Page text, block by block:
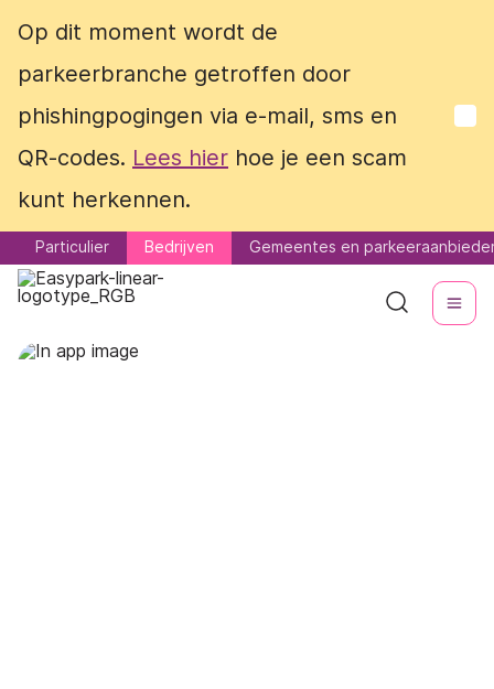
Op dit moment wordt de
parkeerbranche getroffen door
phishingpogingen via e-mail, sms en
QR-codes. Lees hier hoe je een scam
kunt herkennen.
Particulier Bedrijven Gemeentes en
Op dit moment wordt de
parkeerbranche getroffen door
phishingpogingen via e-mail, sms en
QR-codes. Lees hier hoe je een scam
kunt herkennen.
Particulier Bedrijven Gemeentes en